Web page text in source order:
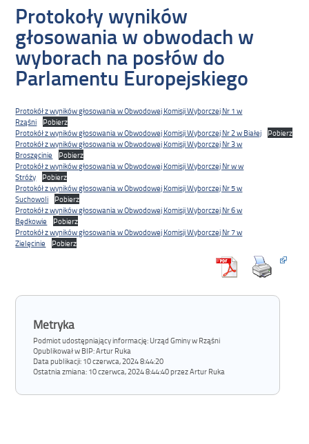
Protokoły wyników
głosowania w obwodach w
wyborach na posłów do
Parlamentu Europejskiego
Protokół z wyników głosowania w Obwodowej Komisji Wyborczej Nr 1 w
Rząśni
Pobierz
Protokół z wyników głosowania w Obwodowej Komisji Wyborczej Nr 2 w Białej
Pobierz
Protokół z wyników głosowania w Obwodowej Komisji Wyborczej Nr 3 w
Broszęcinie
Pobierz
Protokół z wyników głosowania w Obwodowej Komisji Wyborczej Nr w w
Stróży
Pobierz
Protokół z wyników głosowania w Obwodowej Komisji Wyborczej Nr 5 w
Suchowoli
Pobierz
Protokół z wyników głosowania w Obwodowej Komisji Wyborczej Nr 6 w
Będkowie
Pobierz
Protokół z wyników głosowania w Obwodowej Komisji Wyborczej Nr 7 w
Zielęcinie
Pobierz
Metryka
Podmiot udostępniający informację: Urząd Gminy w Rząśni
Opublikował w BIP:Artur Ruka
Data publikacji: 10 czerwca, 2024 8:44:20
Ostatnia zmiana: 10 czerwca, 2024 8:44:40 przez Artur Ruka